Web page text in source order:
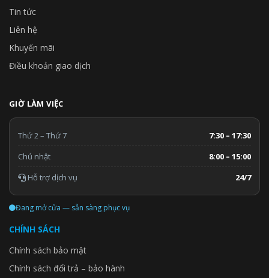
Tin tức
Liên hệ
Khuyến mãi
Điều khoản giao dịch
GIỜ LÀM VIỆC
Thứ 2 – Thứ 7
7:30 – 17:30
Chủ nhật
8:00 – 15:00
Hỗ trợ dịch vụ
24/7
Đang mở cửa — sẵn sàng phục vụ
CHÍNH SÁCH
Chính sách bảo mật
Chính sách đổi trả – bảo hành